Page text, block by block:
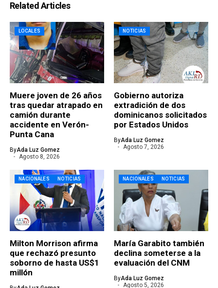
Related Articles
LOCALES
Muere joven de 26 años
tras quedar atrapado en
camión durante
accidente en Verón-
Punta Cana
ByAda Luz Gomez
Agosto 8, 2026
NOTICIAS
Gobierno autoriza
extradición de dos
dominicanos solicitados
por Estados Unidos
ByAda Luz Gomez
Agosto 7, 2026
NACIONALES NOTICIAS
Milton Morrison afirma
que rechazó presunto
soborno de hasta US$1
millón
NACIONALES NOTICIAS
María Garabito también
declina someterse a la
evaluación del CNM
ByAda Luz Gomez
Agosto 5, 2026